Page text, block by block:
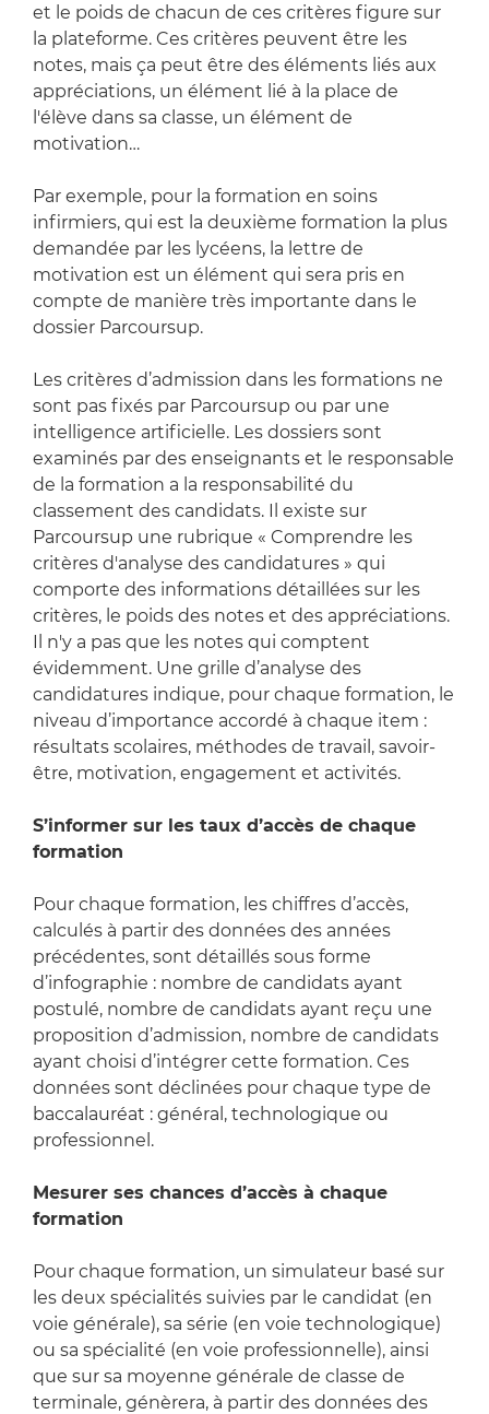
et le poids de chacun de ces critères figure sur
la plateforme. Ces critères peuvent être les
notes, mais ça peut être des éléments liés aux
appréciations, un élément lié à la place de
l'élève dans sa classe, un élément de
motivation…
Par exemple, pour la formation en soins
infirmiers, qui est la deuxième formation la plus
demandée par les lycéens, la lettre de
motivation est un élément qui sera pris en
compte de manière très importante dans le
dossier Parcoursup.
Les critères d’admission dans les formations ne
sont pas fixés par Parcoursup ou par une
intelligence artificielle. Les dossiers sont
examinés par des enseignants et le responsable
de la formation a la responsabilité du
classement des candidats. Il existe sur
Parcoursup une rubrique « Comprendre les
critères d'analyse des candidatures » qui
comporte des informations détaillées sur les
critères, le poids des notes et des appréciations.
Il n'y a pas que les notes qui comptent
évidemment. Une grille d’analyse des
candidatures indique, pour chaque formation, le
niveau d’importance accordé à chaque item :
résultats scolaires, méthodes de travail, savoir-
être, motivation, engagement et activités.
S’informer sur les taux d’accès de chaque
formation
Pour chaque formation, les chiffres d’accès,
calculés à partir des données des années
précédentes, sont détaillés sous forme
d’infographie : nombre de candidats ayant
postulé, nombre de candidats ayant reçu une
proposition d’admission, nombre de candidats
ayant choisi d’intégrer cette formation. Ces
données sont déclinées pour chaque type de
baccalauréat : général, technologique ou
professionnel.
Mesurer ses chances d’accès à chaque
formation
Pour chaque formation, un simulateur basé sur
les deux spécialités suivies par le candidat (en
voie générale), sa série (en voie technologique)
ou sa spécialité (en voie professionnelle), ainsi
que sur sa moyenne générale de classe de
terminale, génèrera, à partir des données des